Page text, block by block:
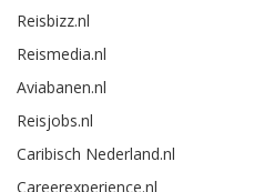
Reisbizz.nl
Reismedia.nl
Aviabanen.nl
Reisjobs.nl
Caribisch Nederland.nl
Careerexperience.nl